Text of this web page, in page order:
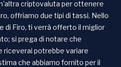
criptovaluta per ottenere
offriamo due tipi di tassi. Nello
di Firo, ti verrà offerto il miglior
si prega di notare che
riceverai potrebbe variare
che abbiamo fornito per il